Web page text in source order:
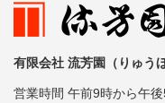
有限会社 流芳園（りゅう
営業時間 午前9時から午